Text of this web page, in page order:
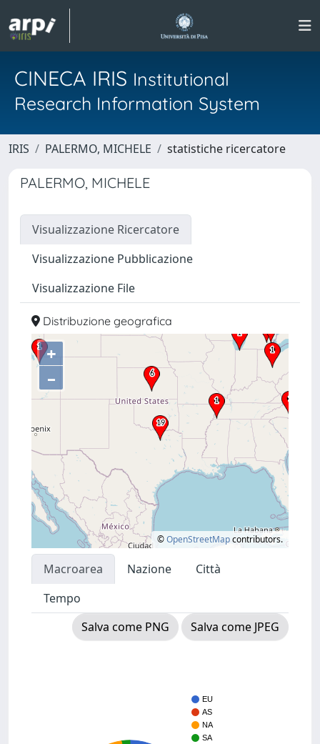
CINECA IRIS Institutional
Research Information System
IRIS PALERMO, MICHELE statistiche ricercatore
PALERMO, MICHELE
Visualizzazione Ricercatore
Visualizzazione Pubblicazione
Visualizzazione File
Distribuzione geografica
+
–
©OpenStreetMapcontributors.
Macroarea Nazione
Città
Tempo
Salva come PNG
Salva come JPEG
EU
AS
NA
SA